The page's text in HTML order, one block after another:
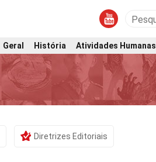
Geral História Atividades Humanas
Diretrizes Editoriais